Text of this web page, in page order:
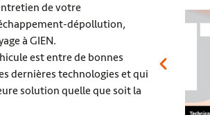
de votre
dépollution,
à GIEN.
est entre de bonnes
dernières technologies et qui
solution quelle que soit la